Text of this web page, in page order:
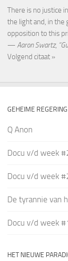
There is no justice
the light and, in the
opposition to this
— Aaron Swartz,
Volgend citaat »
GEHEIME REGERING
Q Anon
Docu v/d week
Docu v/d week
De tyrannie van
Docu v/d week
HET NIEUWE